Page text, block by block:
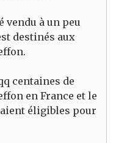
vendu à un peu
destinés aux
centaines de
en France et le
éligibles pour